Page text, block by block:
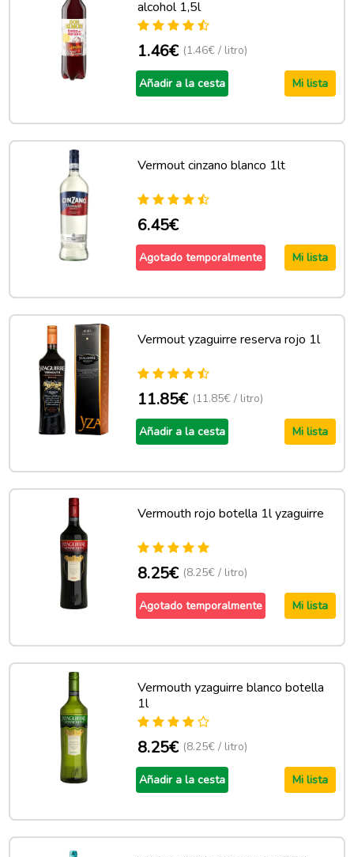
alcohol 1,5l
1.46€ (1.46€ / litro)
Añadir a la cesta Mi lista
Vermout cinzano blanco 1lt
6.45€
Agotado temporalmente Mi lista
Vermout yzaguirre reserva rojo 1l
11.85€ (11.85€ / litro)
Añadir a la cesta Mi lista
Vermouth rojo botella 1l yzaguirre
8.25€ (8.25€ / litro)
Agotado temporalmente Mi lista
Vermouth yzaguirre blanco botella
1l
8.25€ (8.25€ / litro)
Añadir a la cesta Mi lista